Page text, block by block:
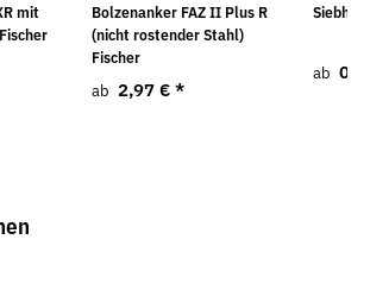
mit
Bolzenanker FAZ II Plus R
(nicht rostender Stahl)
Fischer
ab 2,97 € *
ab